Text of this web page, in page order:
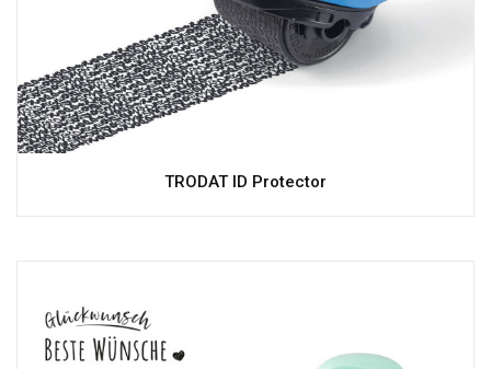
TRODAT ID Protector